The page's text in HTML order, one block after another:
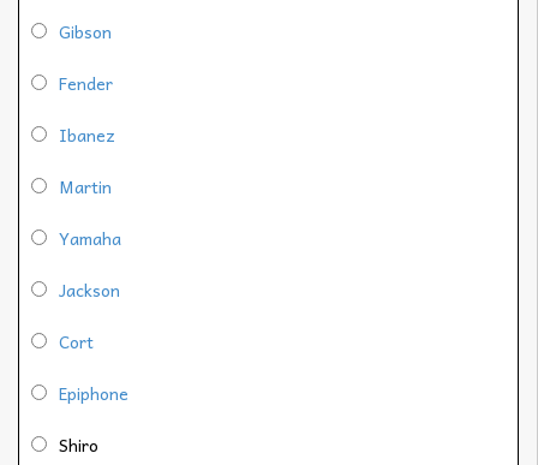
Gibson
Fender
Ibanez
Martin
Yamaha
Jackson
Cort
Epiphone
Shiro